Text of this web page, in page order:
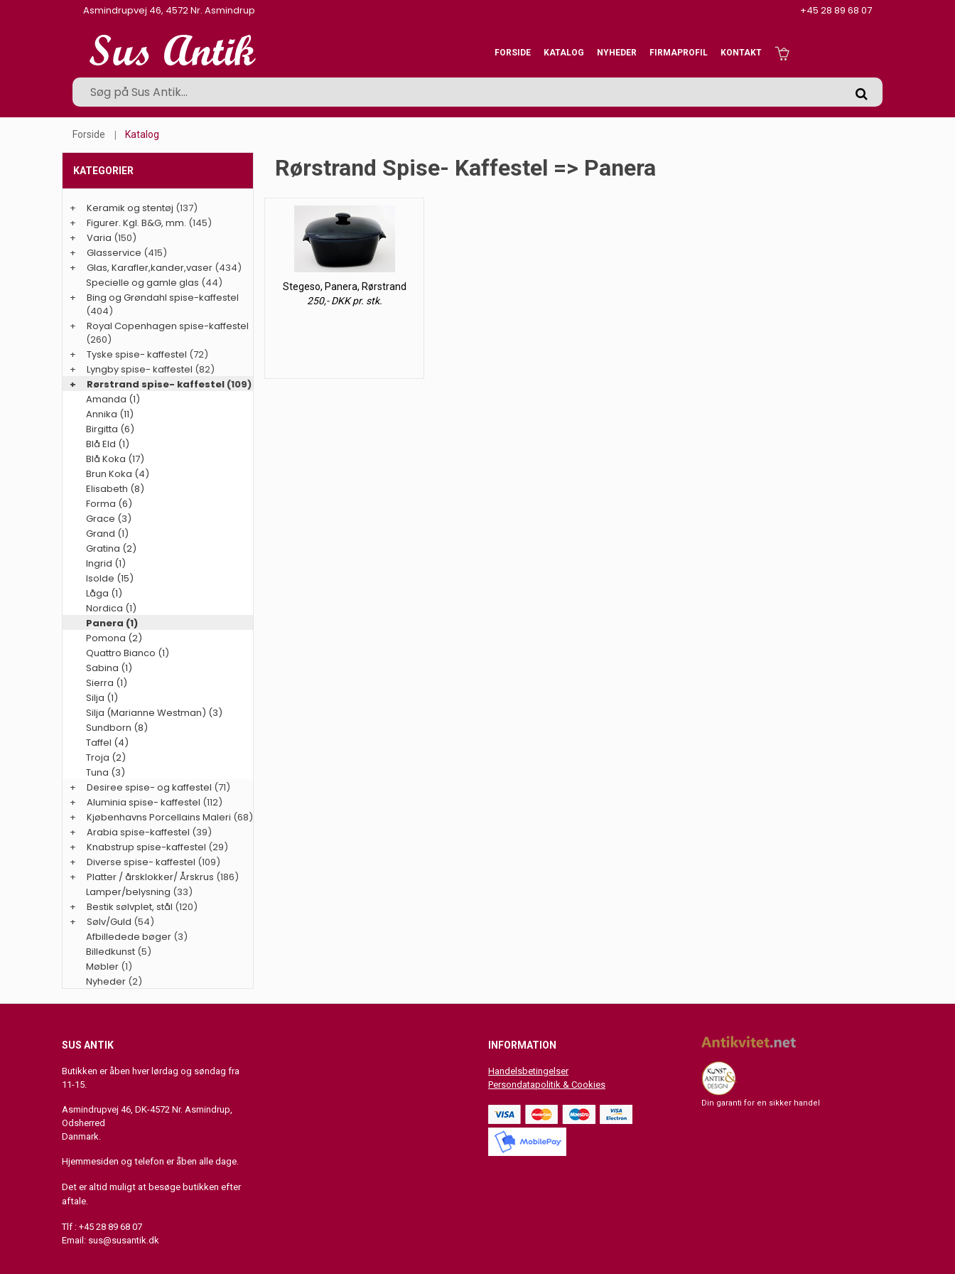
Asmindrupvej 46, 4572 Nr. Asmindrup +45 28 89 68 07
FORSIDE KATALOG NYHEDER FIRMAPROFIL KONTAKT
Forside Katalog
Rørstrand Spise- Kaffestel => Panera
Stegeso, Panera, Rørstrand
250,- DKK pr. stk.
KATEGORIER
+ Keramik og stentøj (137)
+
Figurer. Kgl. B&G, mm. (145)
+
Varia (150)
+
Glasservice (415)
+
Glas, Karafler,kander,vaser (434)
Specielle og gamle glas (44)
+
Bing og Grøndahl spise-kaffestel
(404)
+
Royal Copenhagen spise-kaffestel
(260)
+
Tyske spise- kaffestel (72)
+
Lyngby spise- kaffestel (82)
+
Rørstrand spise- kaffestel (109)
Amanda (1)
Annika (11)
Birgitta (6)
Blå Eld (1)
Blå Koka (17)
Brun Koka (4)
Elisabeth (8)
Forma (6)
Grace (3)
Grand (1)
Gratina (2)
Ingrid (1)
Isolde (15)
Låga (1)
Nordica (1)
Panera (1)
Pomona (2)
Quattro Bianco (1)
Sabina (1)
Sierra (1)
Silja (1)
Silja (Marianne Westman) (3)
Sundborn (8)
Taffel (4)
Troja (2)
Tuna (3)
+
Desiree spise- og kaffestel (71)
+
Aluminia spise- kaffestel (112)
+
Kjøbenhavns Porcellains Maleri (68)
+
Arabia spise-kaffestel (39)
+
Knabstrup spise-kaffestel (29)
+
Diverse spise- kaffestel (109)
+
Platter / årsklokker/ Årskrus (186)
Lamper/belysning (33)
+
Bestik sølvplet, stål (120)
+
Sølv/Guld (54)
Afbilledede bøger (3)
Billedkunst (5)
Møbler (1)
Nyheder (2)
SUS ANTIK
Butikken er åben hver lørdag og søndag fra
11-15.
Asmindrupvej 46, DK-4572 Nr. Asmindrup,
Odsherred
Danmark.
Hjemmesiden og telefon er åben alle dage.
Det er altid muligt at besøge butikken efter
aftale.
Tlf : +45 28 89 68 07
Email: sus@susantik.dk
INFORMATION
Handelsbetingelser
Persondatapolitik & Cookies
Din garanti for en sikker handel